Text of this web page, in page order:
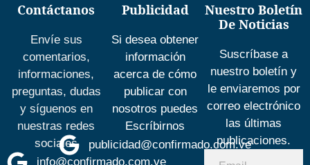
Contáctanos
Envíe sus
comentarios,
informaciones,
preguntas, dudas
y síguenos en
nuestras redes
sociales
info@confirmado.com.ve
Publicidad
Si desea obtener
información
acerca de cómo
publicar con
nosotros puedes
Escríbirnos
publicidad@confirmado.com.ve
Nuestro Boletín
De Noticias
Suscríbase a
nuestro boletín y
le enviaremos por
correo electrónico
las últimas
publicaciones.